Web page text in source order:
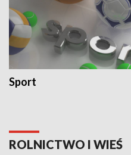
Sport
ROLNICTWO I WIEŚ